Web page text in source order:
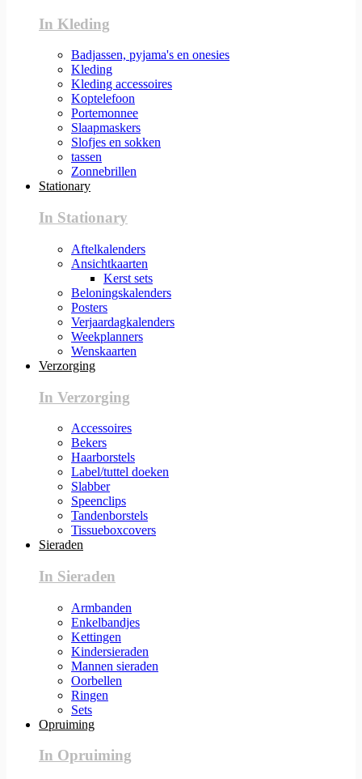
In Kleding
Badjassen, pyjama's en onesies
Kleding
Kleding accessoires
Koptelefoon
Portemonnee
Slaapmaskers
Slofjes en sokken
tassen
Zonnebrillen
Stationary
In Stationary
Aftelkalenders
Ansichtkaarten
Kerst sets
Beloningskalenders
Posters
Verjaardagkalenders
Weekplanners
Wenskaarten
Verzorging
In Verzorging
Accessoires
Bekers
Haarborstels
Label/tuttel doeken
Slabber
Speenclips
Tandenborstels
Tissueboxcovers
Sieraden
In Sieraden
Armbanden
Enkelbandjes
Kettingen
Kindersieraden
Mannen sieraden
Oorbellen
Ringen
Sets
Opruiming
In Opruiming